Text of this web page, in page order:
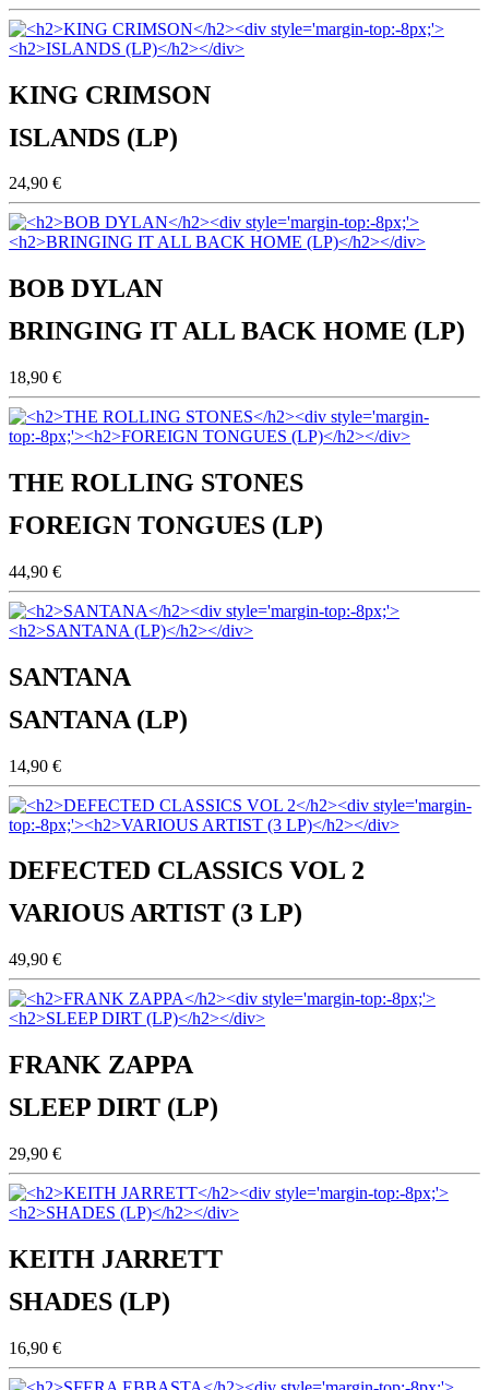
KING CRIMSON
ISLANDS (LP)
24,90 €
BOB DYLAN
BRINGING IT ALL BACK HOME (LP)
18,90 €
THE ROLLING STONES
FOREIGN TONGUES (LP)
44,90 €
SANTANA
SANTANA (LP)
14,90 €
DEFECTED CLASSICS VOL 2
VARIOUS ARTIST (3 LP)
49,90 €
FRANK ZAPPA
SLEEP DIRT (LP)
29,90 €
KEITH JARRETT
SHADES (LP)
16,90 €